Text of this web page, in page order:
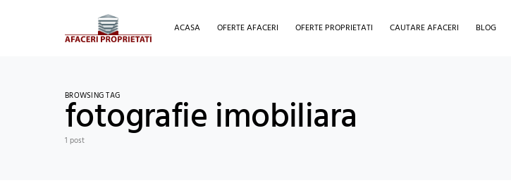
ACASA OFERTE AFACERI OFERTE PROPRIETATI CAUTARE AFACERI BLOG
BROWSING TAG
fotografie imobiliara
1 post